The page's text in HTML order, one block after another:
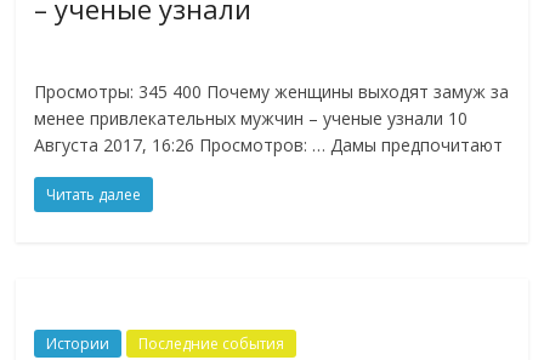
– ученые узнали
Просмотры: 345 400 Почему женщины выходят замуж за
менее привлекательных мужчин – ученые узнали 10
Августа 2017, 16:26 Просмотров: … Дамы предпочитают
Читать далее
Истории Последние события